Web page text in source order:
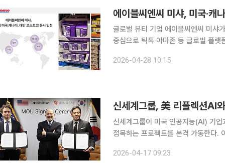
에이블씨엔씨 미샤, 미국‧캐
글로벌 뷰티 기업 에이블씨엔씨 미샤가 미
중심으로 틱톡‧아마존 등 글로벌 플
르면 미샤의 이번 코스트코 입점은 단
2026-04-28 10:15
신세계그룹, 美 리플렉션AI
신세계그룹이 미국 인공지능(AI) 기
접목하는 프로젝트를 본격 가동한다.
편, 기존 유통 사업과 AI를 결합한 전
2026-04-17 09:23